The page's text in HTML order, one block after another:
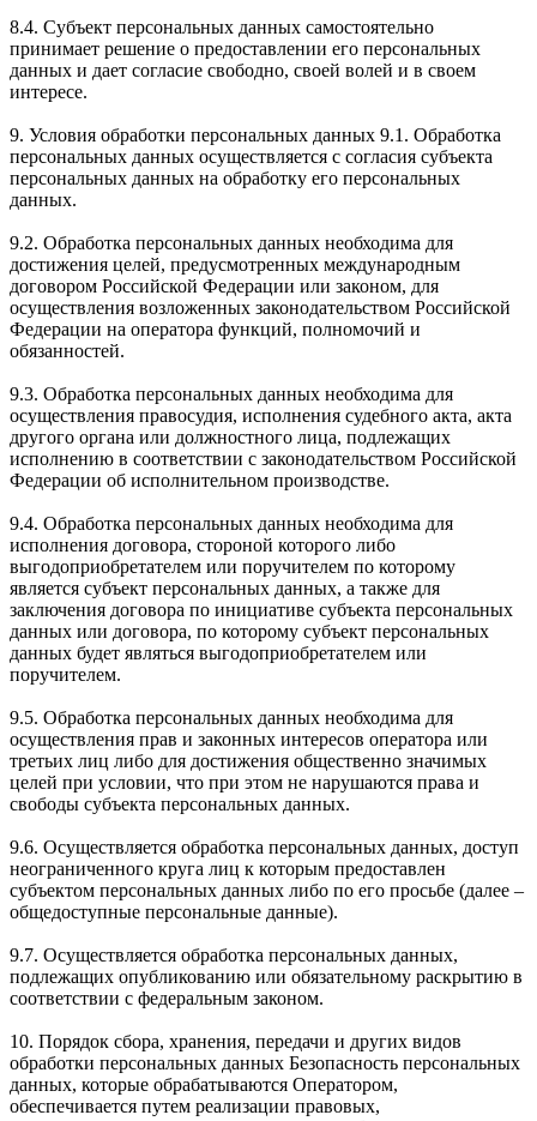
8.4. Субъект персональных данных самостоятельно
принимает решение о предоставлении его персональных
данных и дает согласие свободно, своей волей и в своем
интересе.
9. Условия обработки персональных данных 9.1. Обработка
персональных данных осуществляется с согласия субъекта
персональных данных на обработку его персональных
данных.
9.2. Обработка персональных данных необходима для
достижения целей, предусмотренных международным
договором Российской Федерации или законом, для
осуществления возложенных законодательством Российской
Федерации на оператора функций, полномочий и
обязанностей.
9.3. Обработка персональных данных необходима для
осуществления правосудия, исполнения судебного акта, акта
другого органа или должностного лица, подлежащих
исполнению в соответствии с законодательством Российской
Федерации об исполнительном производстве.
9.4. Обработка персональных данных необходима для
исполнения договора, стороной которого либо
выгодоприобретателем или поручителем по которому
является субъект персональных данных, а также для
заключения договора по инициативе субъекта персональных
данных или договора, по которому субъект персональных
данных будет являться выгодоприобретателем или
поручителем.
9.5. Обработка персональных данных необходима для
осуществления прав и законных интересов оператора или
третьих лиц либо для достижения общественно значимых
целей при условии, что при этом не нарушаются права и
свободы субъекта персональных данных.
9.6. Осуществляется обработка персональных данных, доступ
неограниченного круга лиц к которым предоставлен
субъектом персональных данных либо по его просьбе (далее –
общедоступные персональные данные).
9.7. Осуществляется обработка персональных данных,
подлежащих опубликованию или обязательному раскрытию в
соответствии с федеральным законом.
10. Порядок сбора, хранения, передачи и других видов
обработки персональных данных Безопасность персональных
данных, которые обрабатываются Оператором,
обеспечивается путем реализации правовых,